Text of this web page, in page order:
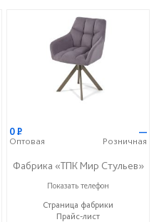
0Р
Оптовая
—
Розничная
Фабрика «ТПК Мир Стульев»
8 (927) 648-00-04
Показать телефон
Страница фабрики
Прайс-лист